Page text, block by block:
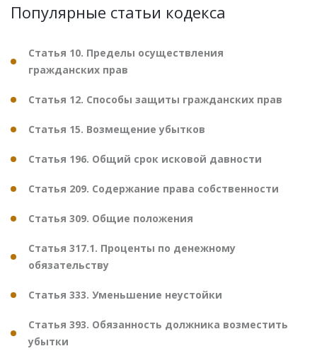
Популярные статьи кодекса
Статья 10. Пределы осуществления
гражданских прав
Статья 12. Способы защиты гражданских прав
Статья 15. Возмещение убытков
Статья 196. Общий срок исковой давности
Статья 209. Содержание права собственности
Статья 309. Общие положения
Статья 317.1. Проценты по денежному
обязательству
Статья 333. Уменьшение неустойки
Статья 393. Обязанность должника возместить
убытки